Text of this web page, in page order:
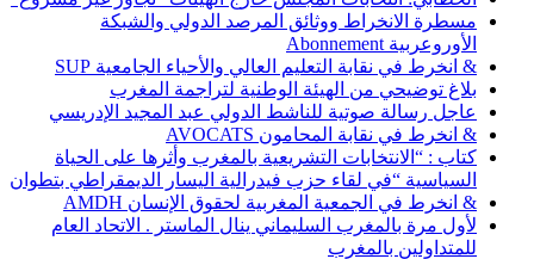
مسطرة الانخراط ووثائق المرصد الدولي والشبكة
الأوروعربية Abonnement
& انخرط في نقابة التعليم العالي والأحياء الجامعية SUP
بلاغ توضيحي من الهيئة الوطنية لتراجمة المغرب
عاجل رسالة صوتية للناشط الدولي عبد المجيد الإدريسي
& انخرط في نقابة المحامون AVOCATS
كتاب : “الانتخابات التشريعية بالمغرب وأثرها على الحياة
السياسية “في لقاء حزب فيدرالية اليسار الديمقراطي بتطوان
& انخرط في الجمعية المغربية لحقوق الإنسان AMDH
لأول مرة بالمغرب السليماني ينال الماستر . الاتحاد العام
للمتداولين بالمغرب